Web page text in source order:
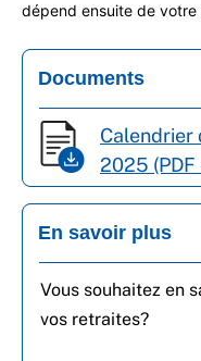
dépend ensuite de votre
Documents
Calendrier
2025 (PDF
En savoir plus
Vous souhaitez en
vos retraites?